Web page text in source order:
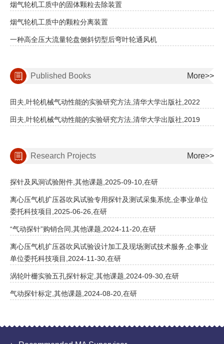
烟气轮机工质中的固体颗粒去除装置
烟气轮机工质中的颗粒分离装置
一种高全压大流量轮盘侧斜切型后弯叶轮通风机
Published Books More>>
田夫,叶轮机械气动性能的实验研究方法,清华大学出版社,2022
田夫,叶轮机械气动性能的实验研究方法,清华大学出版社,2019
Research Projects More>>
探针及风洞试验附件,其他课题,2025-09-10,在研
离心压气机扩压器吹风试验专用探针及测试采集系统,企事业单位
委托科技项目,2025-06-26,在研
“气动探针”购销合同,其他课题,2024-11-20,在研
离心压气机扩压器吹风试验设计加工及现场测试技术服务,企事业
单位委托科技项目,2024-11-30,在研
涡轮叶栅实验五孔探针标定,其他课题,2024-09-30,在研
气动探针标定,其他课题,2024-08-20,在研